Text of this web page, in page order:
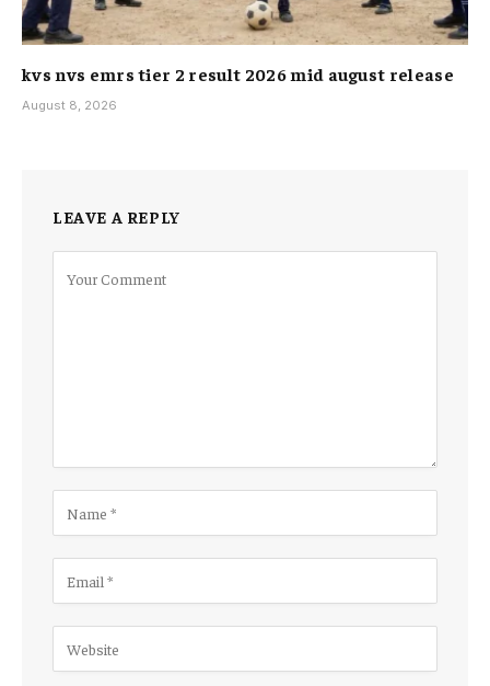
Bihar Jobs
kvs nvs emrs tier 2 result 2026 mid august release
August 8, 2026
LEAVE A REPLY